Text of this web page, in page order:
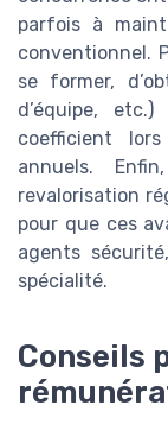
parfois à
conventionnel.
se former,
d’équipe,
coefficient
annuels.
revalorisation
pour que ces
agents
spécialité.
Conseils